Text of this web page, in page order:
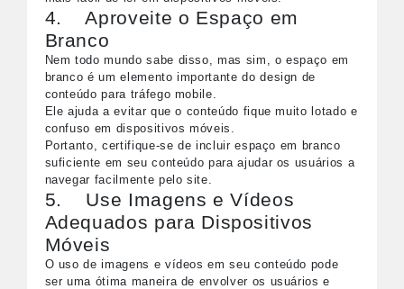
4. Aproveite o Espaço em
Branco
Nem todo mundo sabe disso, mas sim, o espaço em
branco é um elemento importante do design de
conteúdo para tráfego mobile.
Ele ajuda a evitar que o conteúdo fique muito lotado e
confuso em dispositivos móveis.
Portanto, certifique-se de incluir espaço em branco
suficiente em seu conteúdo para ajudar os usuários a
navegar facilmente pelo site.
5. Use Imagens e Vídeos
Adequados para Dispositivos
Móveis
O uso de imagens e vídeos em seu conteúdo pode
ser uma ótima maneira de envolver os usuários e